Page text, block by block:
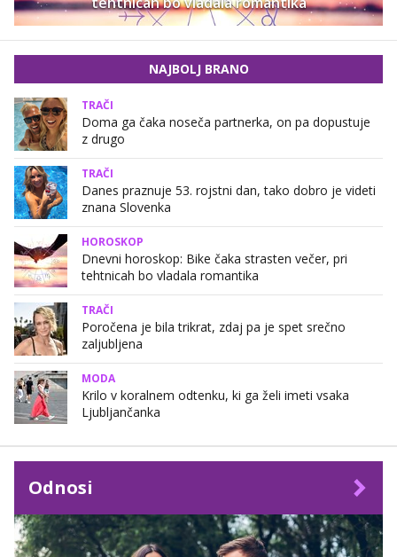
NAJBOLJ BRANO
TRAČI
Doma ga čaka noseča partnerka, on pa dopustuje
z drugo
TRAČI
Danes praznuje 53. rojstni dan, tako dobro je videti
znana Slovenka
HOROSKOP
Dnevni horoskop: Bike čaka strasten večer, pri
tehtnicah bo vladala romantika
TRAČI
Poročena je bila trikrat, zdaj pa je spet srečno
zaljubljena
MODA
Krilo v koralnem odtenku, ki ga želi imeti vsaka
Ljubljančanka
Odnosi